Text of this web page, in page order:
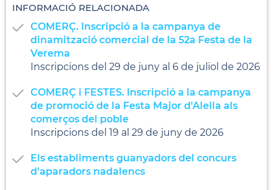
INFORMACIÓ RELACIONADA
COMERÇ. Inscripció a la campanya de
dinamització comercial de la 52a Festa de la
Verema
Inscripcions del 29 de juny al 6 de juliol de 2026
COMERÇ i FESTES. Inscripció a la campanya
de promoció de la Festa Major d'Alella als
comerços del poble
Inscripcions del 19 al 29 de juny de 2026
Els establiments guanyadors del concurs
d'aparadors nadalencs